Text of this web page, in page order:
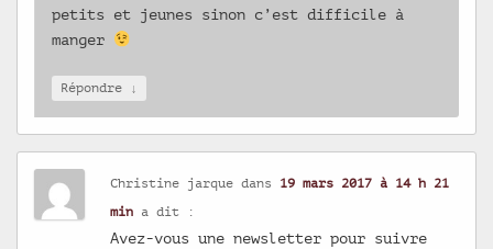
petits et jeunes sinon c’est difficile à
manger
Répondre ↓
Christine jarque dans 19 mars 2017 à 14 h 21
min a dit :
Avez-vous une newsletter pour suivre